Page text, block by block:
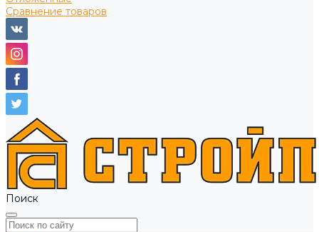
Сравнение товаров
Поиск